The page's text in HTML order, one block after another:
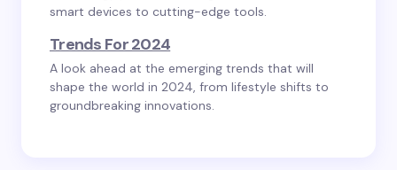
smart devices to cutting-edge tools.
Trends For 2024
A look ahead at the emerging trends that will
shape the world in 2024, from lifestyle shifts to
groundbreaking innovations.